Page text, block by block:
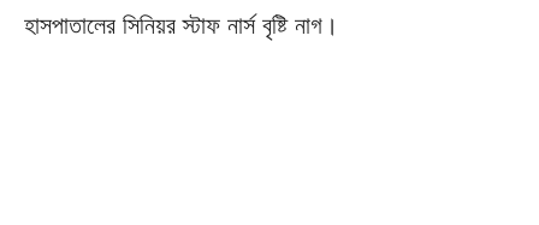
হাসপাতালের সিনিয়র স্টাফ নার্স বৃষ্টি নাগ।